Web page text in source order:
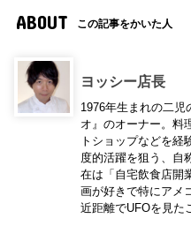
ABOUT この記事をかいた人
ヨッシー店長
1976年生まれの二
オ』のオーナー。料
トショップなどを経
度的活躍を狙う、自
在は「自宅飲食店開
画が好きで特にアメ
近距離でUFOを見た